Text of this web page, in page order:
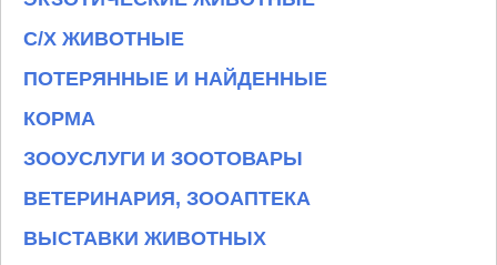
С/Х ЖИВОТНЫЕ
ПОТЕРЯННЫЕ И НАЙДЕННЫЕ
КОРМА
ЗООУСЛУГИ И ЗООТОВАРЫ
ВЕТЕРИНАРИЯ, ЗООАПТЕКА
ВЫСТАВКИ ЖИВОТНЫХ